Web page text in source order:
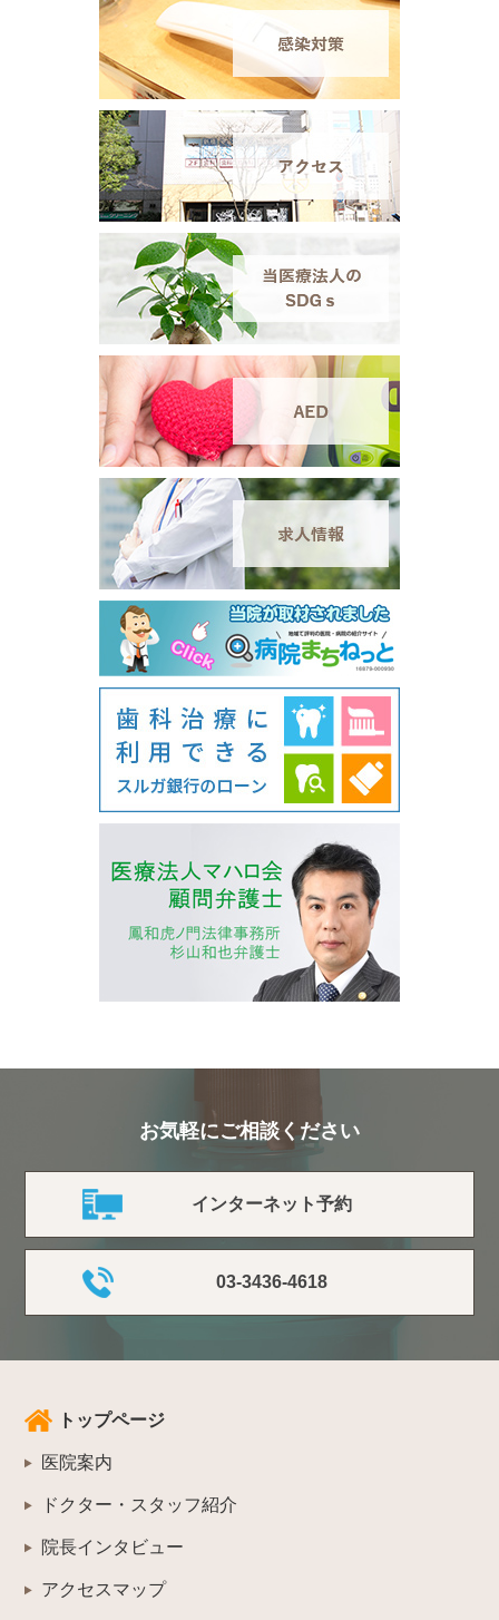
お気軽にご相談ください
インターネット予約
03-3436-4618
トップページ
医院案内
ドクター・スタッフ紹介
院長インタビュー
アクセスマップ